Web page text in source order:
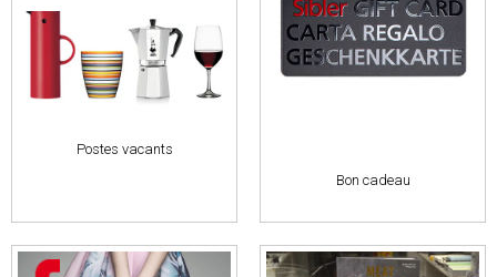
Postes vacants
Bon cadeau